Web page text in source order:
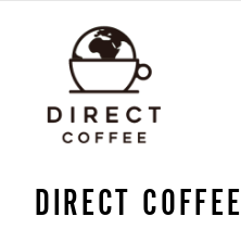
DIRECT COFFEE